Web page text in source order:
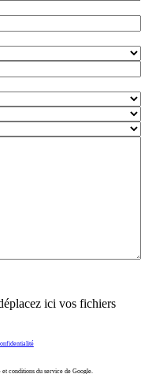
ici vos fichiers
conditions du service de Google.